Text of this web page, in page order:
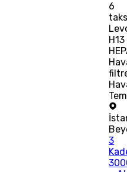
6
H13
3